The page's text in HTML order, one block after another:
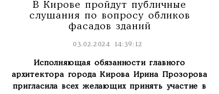
В Кирове пройдут публичные
слушания по вопросу обликов
фасадов зданий
03.02.2024 14:39:12
Исполняющая обязанности главного
архитектора города Кирова Ирина Прозорова
пригласила всех желающих принять участие в